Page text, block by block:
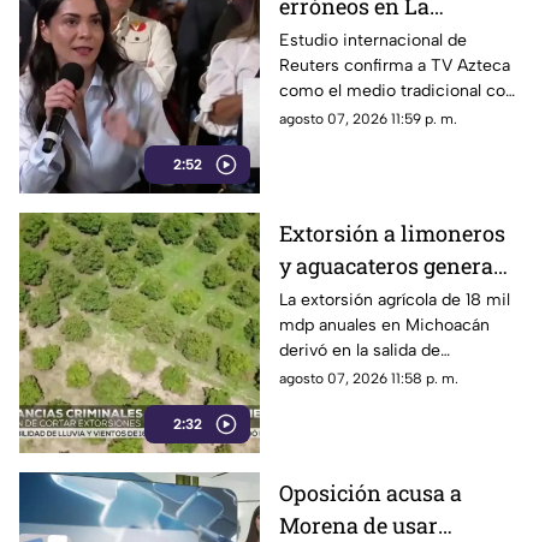
2:52
erróneos en La
Mañanera: Estudio de
Reuters confirma
liderazgo de TV Azteca
en alcance y
Estudio internacional de
Reuters confirma a TV Azteca
como el medio tradicional con
mayor alcance y credibilidad
agosto 07, 2026 11:59 p. m.
2:32
Extorsión a limoneros
y aguacateros genera
pérdidas de 18 mil mdp
en Michoacán
La extorsión agrícola de 18 mil
mdp anuales en Michoacán
derivó en la salida de
inspectores de EE. UU.,
agosto 07, 2026 11:58 p. m.
Oposición acusa a
Morena de usar